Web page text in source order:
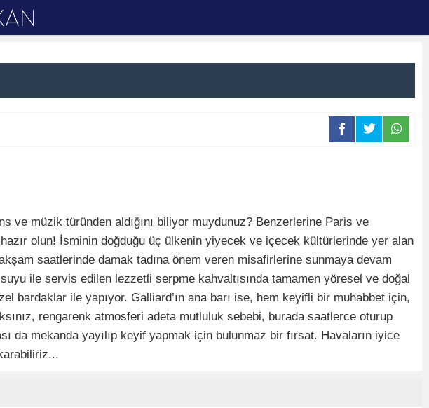
ve müzik türünden aldığını biliyor muydunuz? Benzerlerine Paris ve
olun! İsminin doğduğu üç ülkenin yiyecek ve içecek kültürlerinde yer alan
saatlerinde damak tadına önem veren misafirlerine sunmaya devam
ile servis edilen lezzetli serpme kahvaltısında tamamen yöresel ve doğal
bardaklar ile yapıyor. Galliard’ın ana barı ise, hem keyifli bir muhabbet için,
rengarenk atmosferi adeta mutluluk sebebi, burada saatlerce oturup
da mekanda yayılıp keyif yapmak için bulunmaz bir fırsat. Havaların iyice